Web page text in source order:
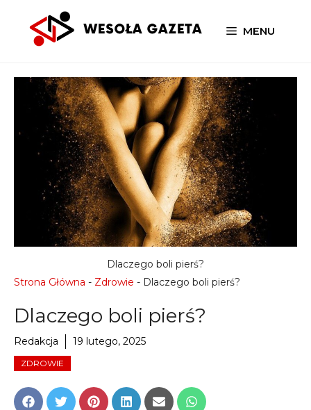
MENU
Strona Główna - Zdrowie - Dlaczego boli pierś?
Dlaczego boli pierś?
Redakcja 19 lutego, 2025
ZDROWIE
Share Share Share Share Share Share
Dlaczego boli pierś?